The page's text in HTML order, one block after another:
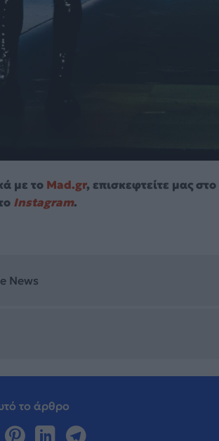
με το Mad.gr, επισκεφτείτε μας στο
Instagram.
News
το άρθρο